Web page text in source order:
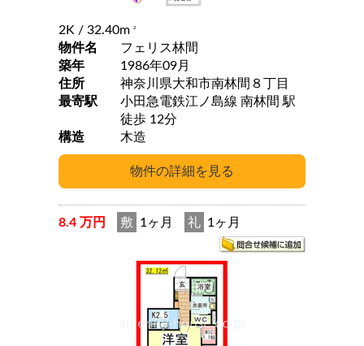
2K / 32.40m 2
物件名
フェリス林間
築年
1986年09月
住所
神奈川県大和市南林間８丁目
最寄駅
小田急電鉄江ノ島線 南林間 駅
徒歩 12分
構造
木造
8.4 万円 敷 1ヶ月 礼 1ヶ月